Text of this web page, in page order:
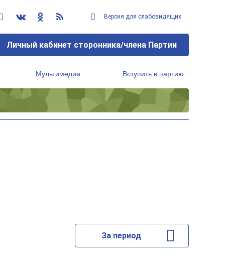
Версия для слабовидящих
Личный кабинет сторонника/члена Партии
Мультимедиа Вступить в партию
За период